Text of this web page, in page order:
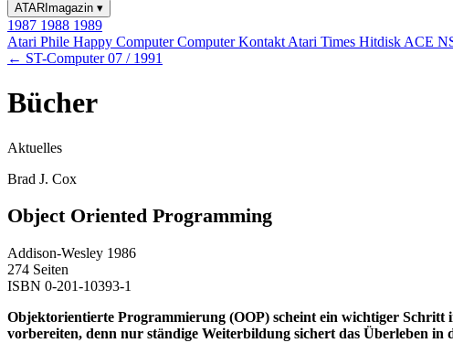
ATARImagazin ▾
1987 1988 1989
Atari Phile Happy ComputerComputer Kontakt Atari Times Hitdisk ACE
← ST-Computer 07 / 1991
Bücher
Aktuelles
Brad J. Cox
Object Oriented Programming
Addison-Wesley 1986
274 Seiten
ISBN 0-201-10393-1
Objektorientierte Programmierung (OOP) scheint ein wichtiger
vorbereiten, denn nur ständige Weiterbildung sichert das Überleben in